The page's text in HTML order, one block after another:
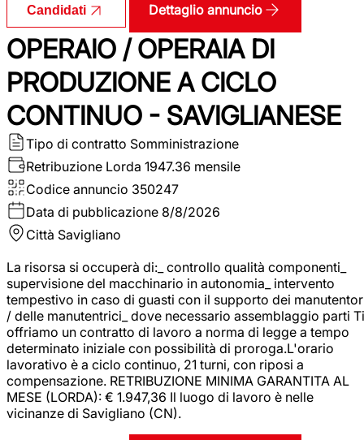
Candidati Dettaglio annuncio
OPERAIO / OPERAIA DI
PRODUZIONE A CICLO
CONTINUO - SAVIGLIANESE
Tipo di contratto Somministrazione
Retribuzione Lorda 1947.36 mensile
Codice annuncio 350247
Data di pubblicazione 8/8/2026
Città Savigliano
La risorsa si occuperà di:_ controllo qualità componenti_
supervisione del macchinario in autonomia_ intervento
tempestivo in caso di guasti con il supporto dei
/ delle manutentrici_ dove necessario assemblaggio parti Ti
offriamo un contratto di lavoro a norma di legge a tempo
determinato iniziale con possibilità di proroga.L'orario
lavorativo è a ciclo continuo, 21 turni, con riposi a
compensazione. RETRIBUZIONE MINIMA GARANTITA AL
MESE (LORDA): € 1.947,36 Il luogo di lavoro è nelle
vicinanze di Savigliano (CN).